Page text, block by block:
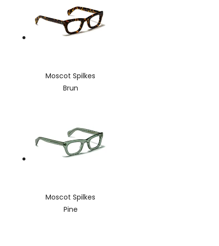
Moscot Spilkes
Brun
Moscot Spilkes
Pine